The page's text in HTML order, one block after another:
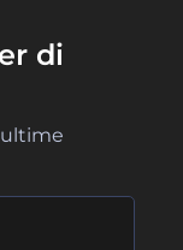
di
ultime